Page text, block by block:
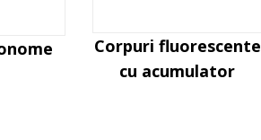
Corpuri fluorescente
cu acumulator